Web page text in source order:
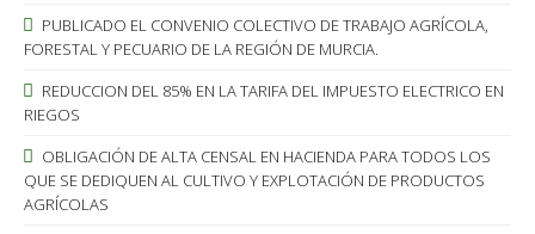
PUBLICADO EL CONVENIO COLECTIVO DE TRABAJO AGRÍCOLA,
FORESTAL Y PECUARIO DE LA REGIÓN DE MURCIA.
REDUCCION DEL 85% EN LA TARIFA DEL IMPUESTO ELECTRICO EN
RIEGOS
OBLIGACIÓN DE ALTA CENSAL EN HACIENDA PARA TODOS LOS
QUE SE DEDIQUEN AL CULTIVO Y EXPLOTACIÓN DE PRODUCTOS
AGRÍCOLAS